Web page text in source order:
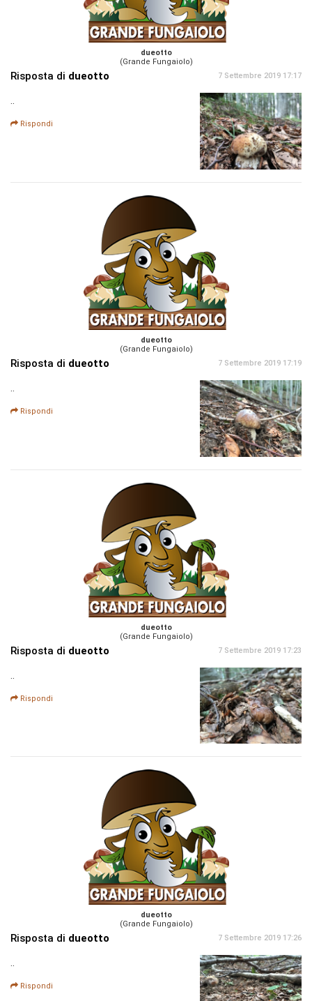
dueotto
(Grande Fungaiolo)
Risposta di dueotto 7 Settembre 2019 17:17
..
Rispondi
dueotto
(Grande Fungaiolo)
Risposta di dueotto 7 Settembre 2019 17:19
..
Rispondi
dueotto
(Grande Fungaiolo)
Risposta di dueotto 7 Settembre 2019 17:23
..
Rispondi
dueotto
(Grande Fungaiolo)
Risposta di dueotto 7 Settembre 2019 17:26
Rispondi